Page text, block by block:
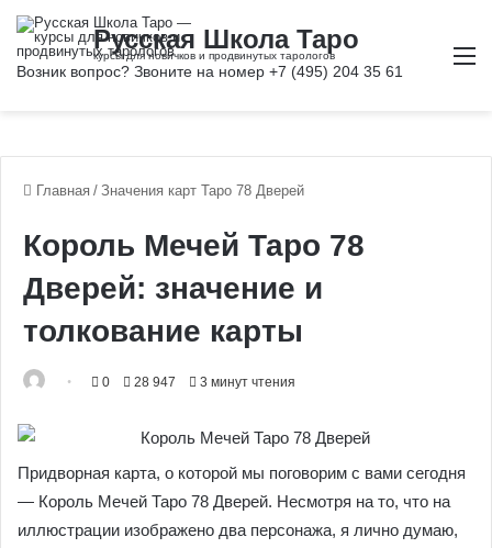
Главная / Значения карт Таро 78 Дверей
Король Мечей Таро 78
Дверей: значение и
толкование карты
0 28 947 3 минут чтения
Придворная карта, о которой мы поговорим с вами сегодня
― Король Мечей Таро 78 Дверей. Несмотря на то, что на
иллюстрации изображено два персонажа, я лично думаю,